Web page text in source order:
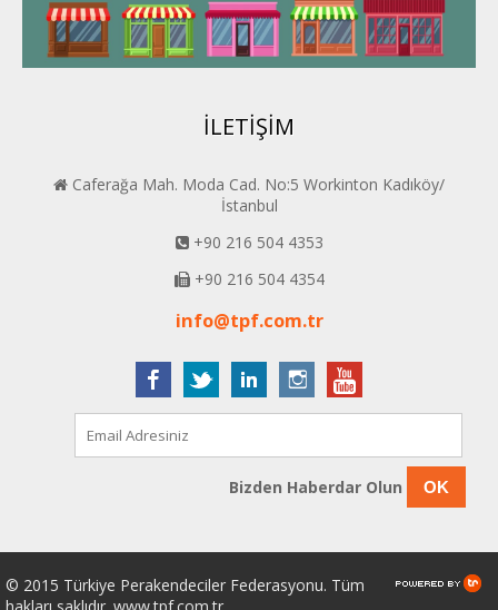
BEYPER
İLETİŞİM
Caferağa Mah. Moda Cad. No:5 Workinton Kadıköy/
İstanbul
+90 216 504 4353
+90 216 504 4354
info@tpf.com.tr
Bizden Haberdar Olun OK
© 2015 Türkiye Perakendeciler Federasyonu. Tüm